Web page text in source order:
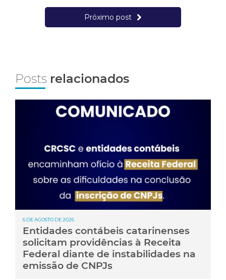
Próximo post
Posts relacionados
6 DE AGOSTO DE 2026
Entidades contábeis catarinenses
solicitam providências à Receita
Federal diante de instabilidades na
emissão de CNPJs